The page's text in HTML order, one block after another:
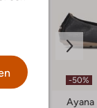
-50%
Ayana